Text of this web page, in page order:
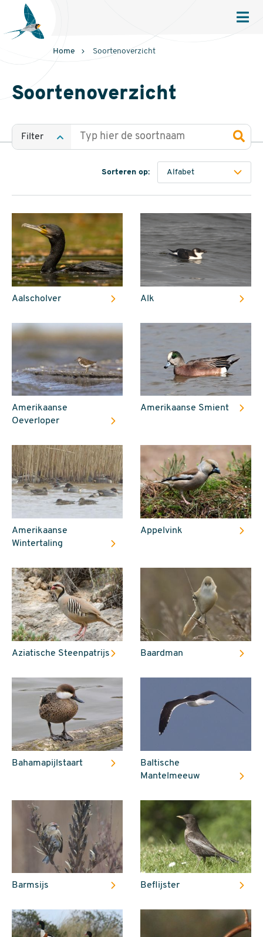
Sovon
Homepage
Home Soortenoverzicht
Soortenoverzicht
Filter
Sorteren op:
Aalscholver Alk
Amerikaanse
Oeverloper
Amerikaanse Smient
Amerikaanse
Wintertaling
Appelvink
Aziatische Steenpatrijs Baardman
Bahamapijlstaart
Baltische
Mantelmeeuw
Barmsijs Beflijster